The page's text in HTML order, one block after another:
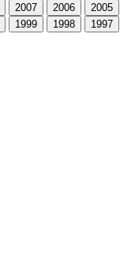
2007 2006
2005
1999 1998
1997